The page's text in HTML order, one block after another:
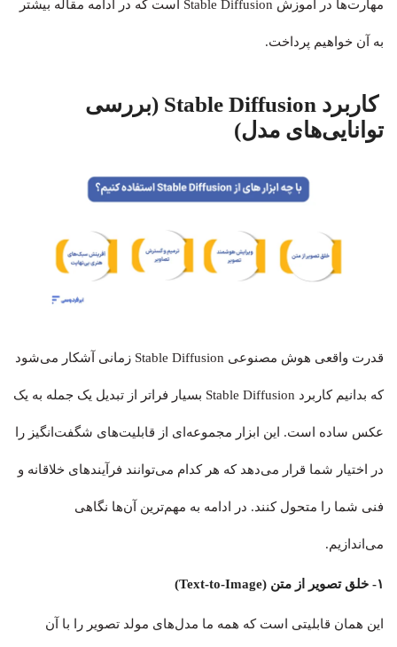
مهارت‌ها در آموزش Stable Diffusion است که در ادامه مقاله بیشتر
به آن خواهیم پرداخت.
کاربرد Stable Diffusion (بررسی
توانایی‌های مدل)
قدرت واقعی هوش مصنوعی Stable Diffusion زمانی آشکار می‌شود
که بدانیم کاربرد Stable Diffusion بسیار فراتر از تبدیل یک جمله به یک
عکس ساده است. این ابزار مجموعه‌ای از قابلیت‌های شگفت‌انگیز را
در اختیار شما قرار می‌دهد که هر کدام می‌توانند فرآیندهای خلاقانه و
فنی شما را متحول کنند. در ادامه به مهم‌ترین آن‌ها نگاهی
می‌اندازیم.
۱- خلق تصویر از متن (Text-to-Image)
این همان قابلیتی است که همه ما مدل‌های مولد تصویر را با آن